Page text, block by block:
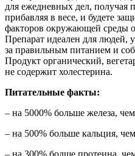
для ежедневных дел, получая
прибавляя в весе, и будете
факторов окружающей среды
Препарат идеален для людей,
за правильным питанием и
Продукт органический,
не содержит холестерина.
Питательные факты:
– на 5000% больше железа,
– на 500% больше кальция,
– на 300% болше протеина,